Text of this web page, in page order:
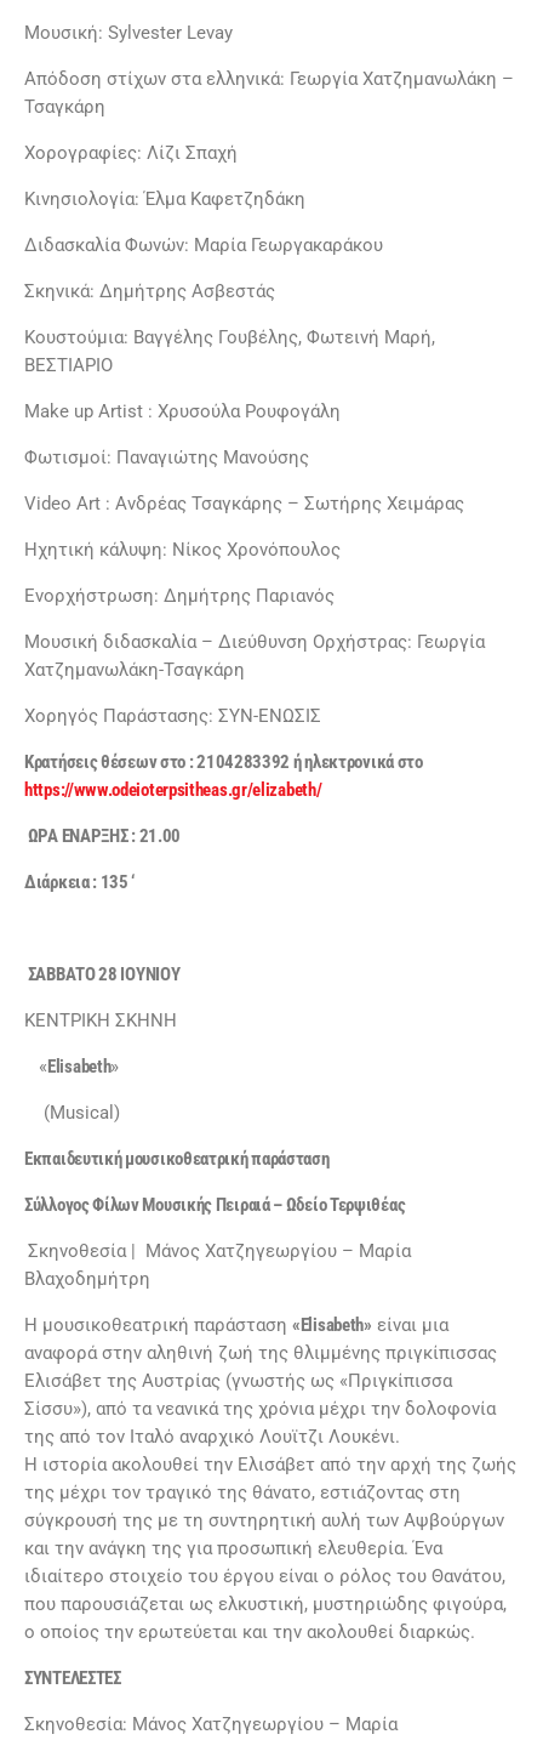
Μουσική: Sylvester Levay
Απόδοση στίχων στα ελληνικά: Γεωργία Χατζημανωλάκη –
Τσαγκάρη
Χορογραφίες: Λίζι Σπαχή
Κινησιολογία: Έλμα Καφετζηδάκη
Διδασκαλία Φωνών: Μαρία Γεωργακαράκου
Σκηνικά: Δημήτρης Ασβεστάς
Κουστούμια: Βαγγέλης Γουβέλης, Φωτεινή Μαρή,
ΒΕΣΤΙΑΡΙΟ
Make up Artist : Χρυσούλα Ρουφογάλη
Φωτισμοί: Παναγιώτης Μανούσης
Video Art : Ανδρέας Τσαγκάρης – Σωτήρης Χειμάρας
Ηχητική κάλυψη: Νίκος Χρονόπουλος
Ενορχήστρωση: Δημήτρης Παριανός
Μουσική διδασκαλία – Διεύθυνση Ορχήστρας: Γεωργία
Χατζημανωλάκη-Τσαγκάρη
Χορηγός Παράστασης: ΣΥΝ-ΕΝΩΣΙΣ
Kρατήσεις θέσεων στο : 2104283392 ή ηλεκτρονικά στο
https://www.odeioterpsitheas.gr/elizabeth/
ΩΡΑ ΕΝΑΡΞΗΣ : 21.00
Διάρκεια : 135 ‘
ΣΑΒΒΑΤΟ 28 ΙΟΥΝΙΟΥ
ΚΕΝΤΡΙΚΗ ΣΚΗΝΗ
« Elisabeth»
(Musical)
Εκπαιδευτική μουσικοθεατρική παράσταση
Σύλλογος Φίλων Μουσικής Πειραιά – Ωδείο Τερψιθέας
Σκηνοθεσία | Μάνος Χατζηγεωργίου – Μαρία
Βλαχοδημήτρη
Η μουσικοθεατρική παράσταση «Elisabeth» είναι μια
αναφορά στην αληθινή ζωή της θλιμμένης πριγκίπισσας
Ελισάβετ της Αυστρίας (γνωστής ως «Πριγκίπισσα
Σίσσυ»), από τα νεανικά της χρόνια μέχρι την δολοφονία
της από τον Ιταλό αναρχικό Λουϊτζι Λουκένι.
Η ιστορία ακολουθεί την Ελισάβετ από την αρχή της ζωής
της μέχρι τον τραγικό της θάνατο, εστιάζοντας στη
σύγκρουσή της με τη συντηρητική αυλή των Αψβούργων
και την ανάγκη της για προσωπική ελευθερία. Ένα
ιδιαίτερο στοιχείο του έργου είναι ο ρόλος του Θανάτου,
που παρουσιάζεται ως ελκυστική, μυστηριώδης φιγούρα,
ο οποίος την ερωτεύεται και την ακολουθεί διαρκώς.
ΣΥΝΤΕΛΕΣΤΕΣ
Σκηνοθεσία: Μάνος Χατζηγεωργίου – Μαρία